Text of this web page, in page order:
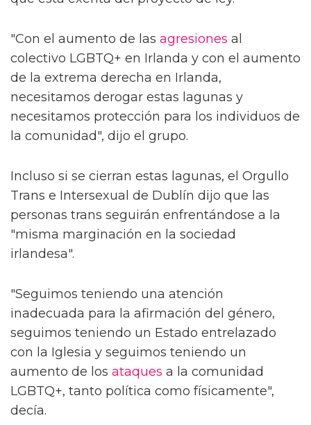
"Con el aumento de las agresiones al
colectivo LGBTQ+ en Irlanda y con el aumento
de la extrema derecha en Irlanda,
necesitamos derogar estas lagunas y
necesitamos protección para los individuos de
la comunidad", dijo el grupo.
Incluso si se cierran estas lagunas, el Orgullo
Trans e Intersexual de Dublín dijo que las
personas trans seguirán enfrentándose a la
"misma marginación en la sociedad
irlandesa".
"Seguimos teniendo una atención
inadecuada para la afirmación del género,
seguimos teniendo un Estado entrelazado
con la Iglesia y seguimos teniendo un
aumento de los ataques a la comunidad
LGBTQ+, tanto política como físicamente",
decía.